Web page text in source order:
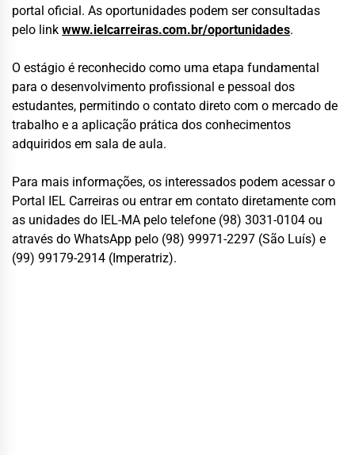
portal oficial. As oportunidades podem ser consultadas
pelo link www.ielcarreiras.com.br/oportunidades.
O estágio é reconhecido como uma etapa fundamental
para o desenvolvimento profissional e pessoal dos
estudantes, permitindo o contato direto com o mercado de
trabalho e a aplicação prática dos conhecimentos
adquiridos em sala de aula.
Para mais informações, os interessados podem acessar o
Portal IEL Carreiras ou entrar em contato diretamente com
as unidades do IEL-MA pelo telefone (98) 3031-0104 ou
através do WhatsApp pelo (98) 99971-2297 (São Luís) e
(99) 99179-2914 (Imperatriz).